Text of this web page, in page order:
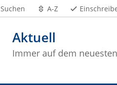
Aktuell
Immer auf dem
Suchen A-Z